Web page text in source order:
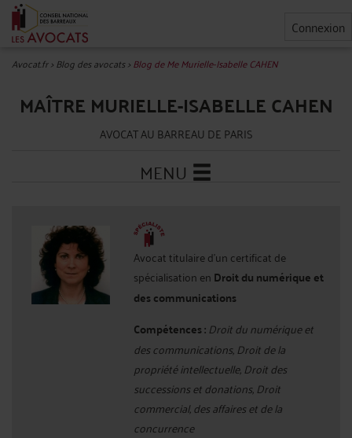
Connexion
Avocat.fr>Blog des avocats>Blog de Me Murielle-Isabelle CAHEN
MAÎTRE MURIELLE-ISABELLE CAHEN
AVOCAT AU BARREAU DE PARIS
MENU
Avocat titulaire d'un certificat de
spécialisation en Droit du numérique et
des communications
Compétences : Droit du numérique et
des communications, Droit de la
propriété intellectuelle, Droit des
successions et donations, Droit
commercial, des affaires et de la
concurrence